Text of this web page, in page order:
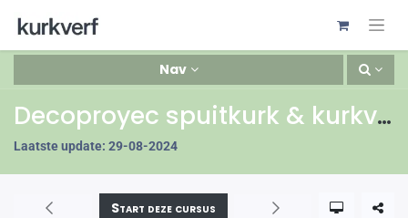
Nav
Decoproyec spuitkurk & kurkverf
Laatste update: 29-08-2024
Start deze cursus